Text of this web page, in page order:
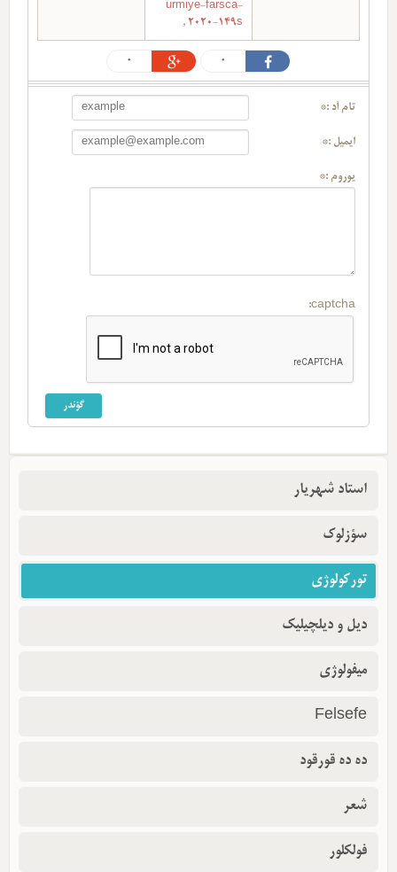
urmiye-farsca-
2020-149s
,
0
0
تام آد :*
ایمیل :*
یوروم :*
captcha:
استاد شهریار
سؤزلوک
تورکولوژی
دیل و دیلچیلیک
میفولوژی
Felsefe
ده ده قورقود
شعر
فولکلور